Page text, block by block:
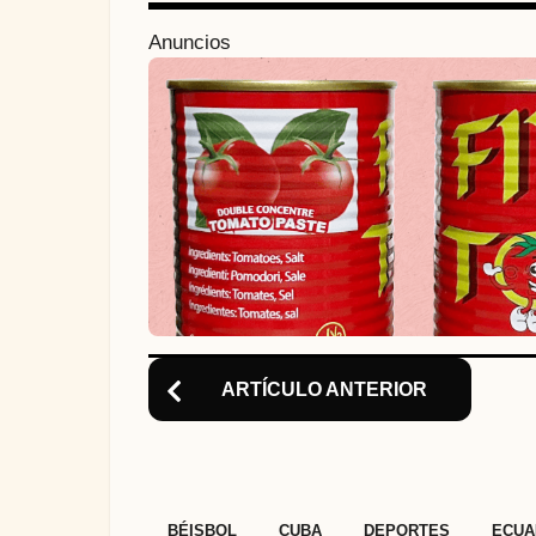
Anuncios
n
a
i
n
ARTÍCULO ANTERIOR
BÉISBOL CUBA DEPORTES